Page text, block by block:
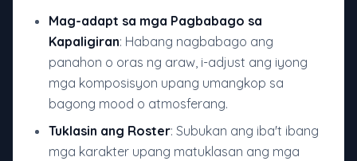
Mag-adapt sa mga Pagbabago sa
Kapaligiran: Habang nagbabago ang
panahon o oras ng araw, i-adjust ang iyong
mga komposisyon upang umangkop sa
bagong mood o atmosferang.
Tuklasin ang Roster: Subukan ang iba't ibang
mga karakter upang matuklasan ang mga